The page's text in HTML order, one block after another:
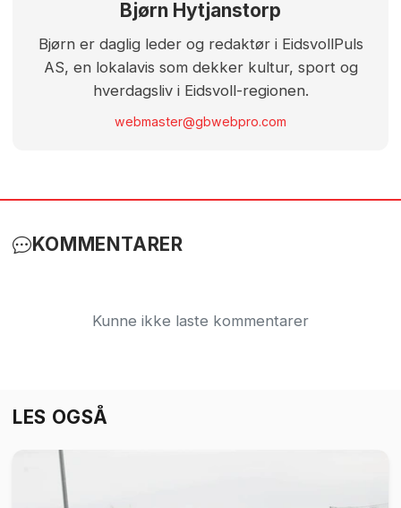
Bjørn Hytjanstorp
Bjørn er daglig leder og redaktør i EidsvollPuls
AS, en lokalavis som dekker kultur, sport og
hverdagsliv i Eidsvoll-regionen.
webmaster@gbwebpro.com
KOMMENTARER
Kunne ikke laste kommentarer
LES OGSÅ